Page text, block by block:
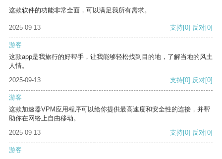
这款软件的功能非常全面，可以满足我所有需求。
2025-09-13 支持[0] 反对[0]
游客
这款app是我旅行的好帮手，让我能够轻松找到目的地，了解当地的风土
人情。
2025-09-13
支持[0] 反对[0]
游客
这款加速器VPM应用程序可以给你提供最高速度和安全性的连接，并帮
助你在网络上自由移动。
2025-09-13
支持[0] 反对[0]
游客